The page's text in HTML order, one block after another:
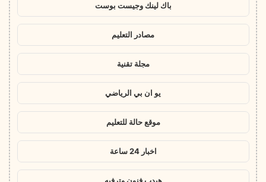
باك لينك وجيست بوست
مصادر التعليم
مجلة تقنية
يو ان بي الرياضي
موقع حالة للتعليم
اخبار 24 ساعة